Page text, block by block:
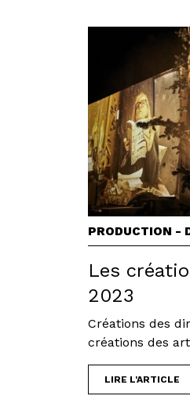
PRODUCTION -
Les
2023
Créations des
créations des
LIRE L'ARTICLE